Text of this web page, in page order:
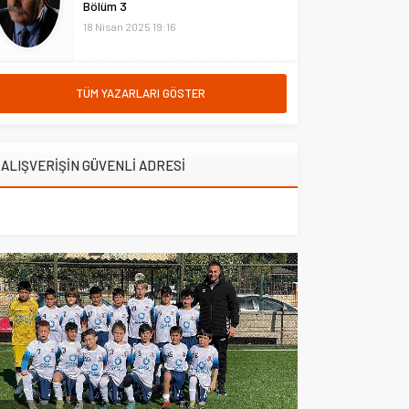
Çakal, yapım çalışmalarının...
Bölüm 3
18 Nisan 2025 19:16
TÜM YAZARLARI GÖSTER
ALIŞVERİŞİN GÜVENLİ ADRESİ